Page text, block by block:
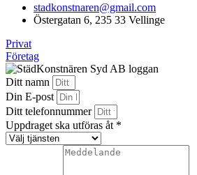
stadkonstnaren@gmail.com
Östergatan 6, 235 33 Vellinge
Privat
Företag
Ditt namn
Din E-post
Ditt telefonnummer
Uppdraget ska utföras åt *